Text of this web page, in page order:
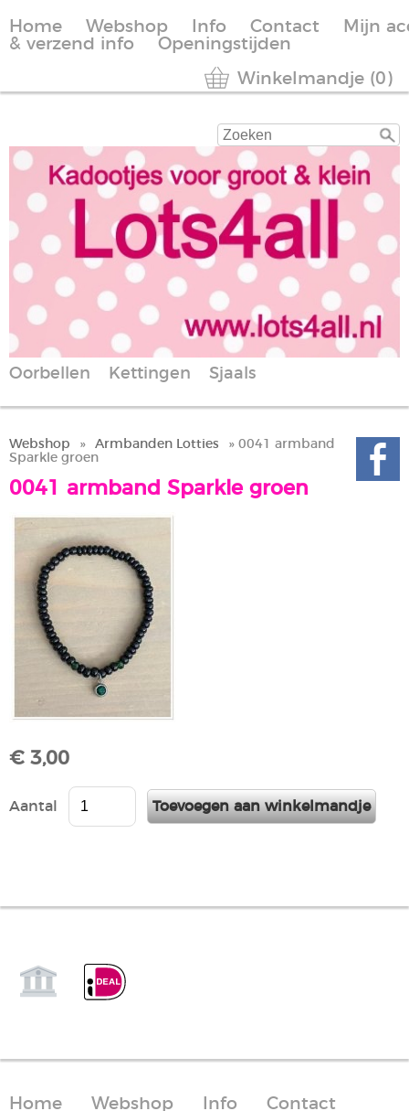
Home Webshop Info Contact
Mijn
& verzend info
Openingstijden
Winkelmandje (0)
Oorbellen Kettingen Sjaals
Webshop » Armbanden Lotties
» 0041 armband
Sparkle groen
0041 armband Sparkle groen
€ 3,00
Aantal
Home Webshop Info
Contact